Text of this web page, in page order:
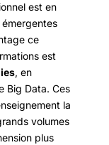
est en
ce
est
, en
Big Data. Ces
la
volumes
plus